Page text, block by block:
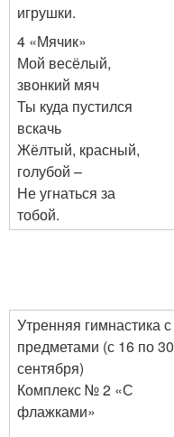
игрушки.
4 «Мячик»
Мой весёлый,
звонкий мяч
Ты куда пустился
вскачь
Жёлтый, красный,
голубой –
Не угнаться за
тобой.
Утренняя гимнастика с
предметами (с 16 по 30
сентября)
Комплекс № 2 «С
флажками»